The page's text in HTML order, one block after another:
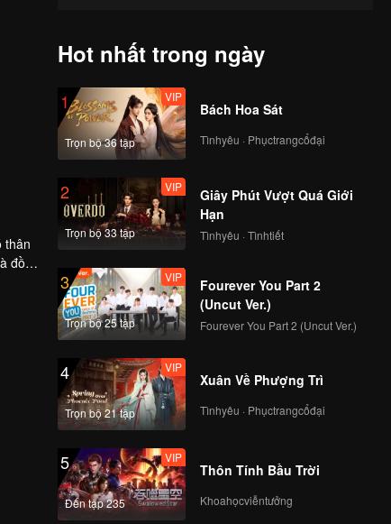
thân
đồ
đích
Hot nhất trong ngày
1
Trọn bộ 36 tập
VIP
Bách Hoa Sát
Tìnhyêu · Phụctrangcổđại
2
Trọn bộ 33 tập
VIP
Giây Phút Vượt Quá Giới
Hạn
Tìnhyêu · Tìnhtiết
3
Trọn bộ 25 tập
VIP
Fourever You Part 2
(Uncut Ver.)
Fourever You Part 2 (Uncut Ver.)
4
Trọn bộ 21 tập
VIP
Xuân Về Phượng Trì
Tìnhyêu · Phụctrangcổđại
5
Đến tập 235
VIP
Thôn Tính Bầu Trời
Khoahọcviễntưởng